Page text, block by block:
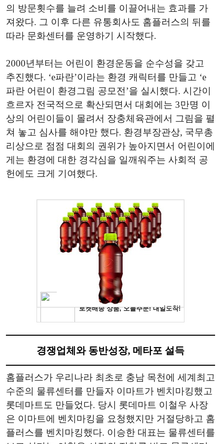
의 방문횟수를 늘려 소비를 이끌어내는 효과를 가
져왔다. 그 이후 다른 유통회사도 홈플러스의 뒤를
따라 문화센터를 운영하기 시작했다.
2000년부터는 어린이 환경운동을 순수성을 갖고
추진했다. ‘e파란’이라는 환경 캐릭터를 만들고 ‘e
파란 어린이 환경그림 공모전’을 실시했다. 시간이
흐르자 전국적으로 확산되면서 대회에는 3만명 이
상의 어린이들이 몰려서 장충체육관에서 그림을 펼
쳐 놓고 심사를 해야만 했다. 환경부장관상, 국무총
리상으로 점점 대회의 권위가 높아지면서 어린이에
게는 환경에 대한 경각심을 일깨워주는 사회적 공
헌에도 크게 기여했다.
경쟁업체와 동반성장, 메타포 설득
홈플러스가 우리나라 최초로 충남 목천에 세계최고
수준의 물류센터를 만들자 이마트가 벤치마킹했고
롯데마트도 만들었다. 당시 롯데마트 이철우 사장
은 이마트에 벤치마킹을 요청했지만 거절당하고 홈
플러스를 벤치마킹했다. 이승한 대표는 물류센터를